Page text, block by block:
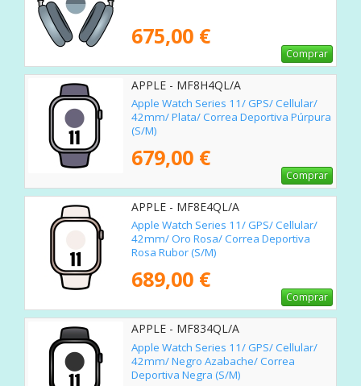
675,00 €
Comprar
APPLE - MF8H4QL/A
Apple Watch Series 11/ GPS/ Cellular/
42mm/ Plata/ Correa Deportiva Púrpura
(S/M)
679,00 €
Comprar
APPLE - MF8E4QL/A
Apple Watch Series 11/ GPS/ Cellular/
42mm/ Oro Rosa/ Correa Deportiva
Rosa Rubor (S/M)
689,00 €
Comprar
APPLE - MF834QL/A
Apple Watch Series 11/ GPS/ Cellular/
42mm/ Negro Azabache/ Correa
Deportiva Negra (S/M)